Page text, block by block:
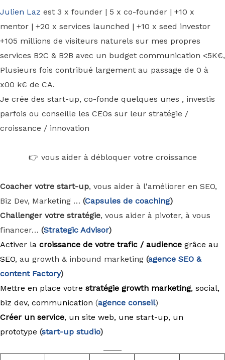
Julien Laz est 3 x founder | 5 x co-founder | +10 x
mentor | +20 x services launched | +10 x seed investor
+105 millions de visiteurs naturels sur mes propres
services B2C & B2B avec un budget communication <5K€,
Plusieurs fois contribué largement au passage de 0 à
x00 k€ de CA.
Je crée des start-up, co-fonde quelques unes , investis
parfois ou conseille les CEOs sur leur stratégie /
croissance / innovation
👉 vous aider à débloquer votre croissance
Coacher votre start-up, vous aider à l'améliorer en SEO,
Biz Dev, Marketing … (Capsules de coaching)
Challenger votre stratégie, vous aider à pivoter, à vous
financer… (Strategic Advisor)
Activer la croissance de votre trafic / audience grâce au
SEO, au growth & inbound marketing (agence SEO &
content Factory)
Mettre en place votre stratégie growth marketing, social,
biz dev, communication (agence conseil)
Créer un service, un site web, une start-up, un
prototype (start-up studio)